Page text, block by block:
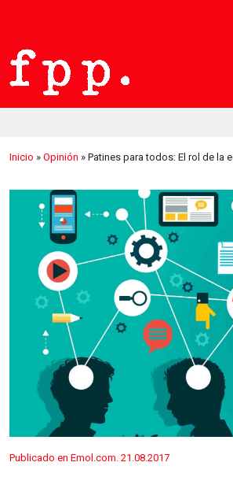
Inicio » Opinión » Patines para todos: El rol de la
Publicado en Emol.com. 21.08.2017